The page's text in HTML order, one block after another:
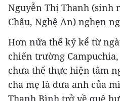
Nguyễn Thị Thanh (sinh
Châu, Nghệ An) nghẹn
Hơn nửa thế kỷ kể từ
chiến trường
chưa thể thực hiện tâm
cha mẹ là đưa anh của
Thanh Bình trở về quê